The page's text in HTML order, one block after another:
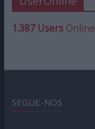
1.387 UsersOnline
SEGUE-NOS